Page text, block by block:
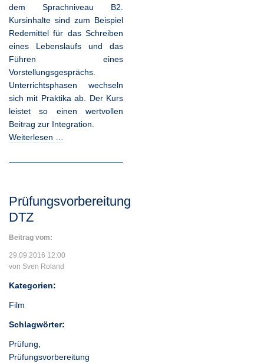
dem Sprachniveau B2.
Kursinhalte sind zum Beispiel
Redemittel für das Schreiben
eines Lebenslaufs und das
Führen eines
Vorstellungsgesprächs.
Unterrichtsphasen wechseln
sich mit Praktika ab. Der Kurs
leistet so einen wertvollen
Beitrag zur Integration.
Weiterlesen …
Prüfungsvorbereitung
DTZ
Beitrag vom:
29.09.2016 12:00
von Sven Roland
Kategorien:
Film
Schlagwörter:
Prüfung,
Prüfungsvorbereitung